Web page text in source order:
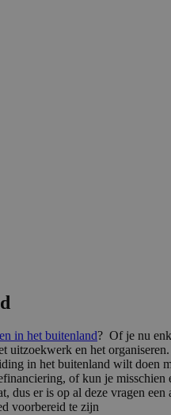
in het buitenland? Of je nu
uitzoekwerk en het
in het buitenland wilt doen
of kun je
dus er is op al deze vragen
voorbereid te zijn